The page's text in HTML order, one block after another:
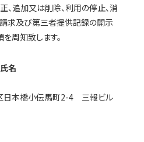
、追加又は削除、利用の停止、消
求及び第三者提供記録の開示
周知致します。
名
日本橋小伝馬町2-4 三報ビル